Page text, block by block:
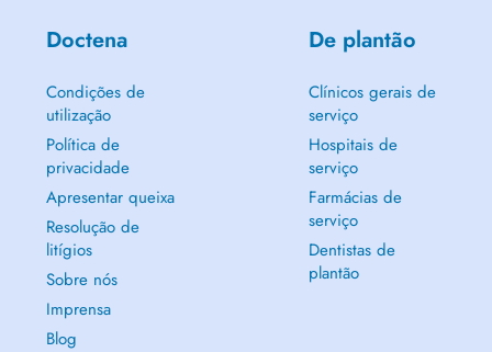
Doctena
Condições de
utilização
Política de
privacidade
Apresentar queixa
Resolução de
litígios
Sobre nós
Imprensa
Blog
De plantão
Clínicos gerais de
serviço
Hospitais de
serviço
Farmácias de
serviço
Dentistas de
plantão